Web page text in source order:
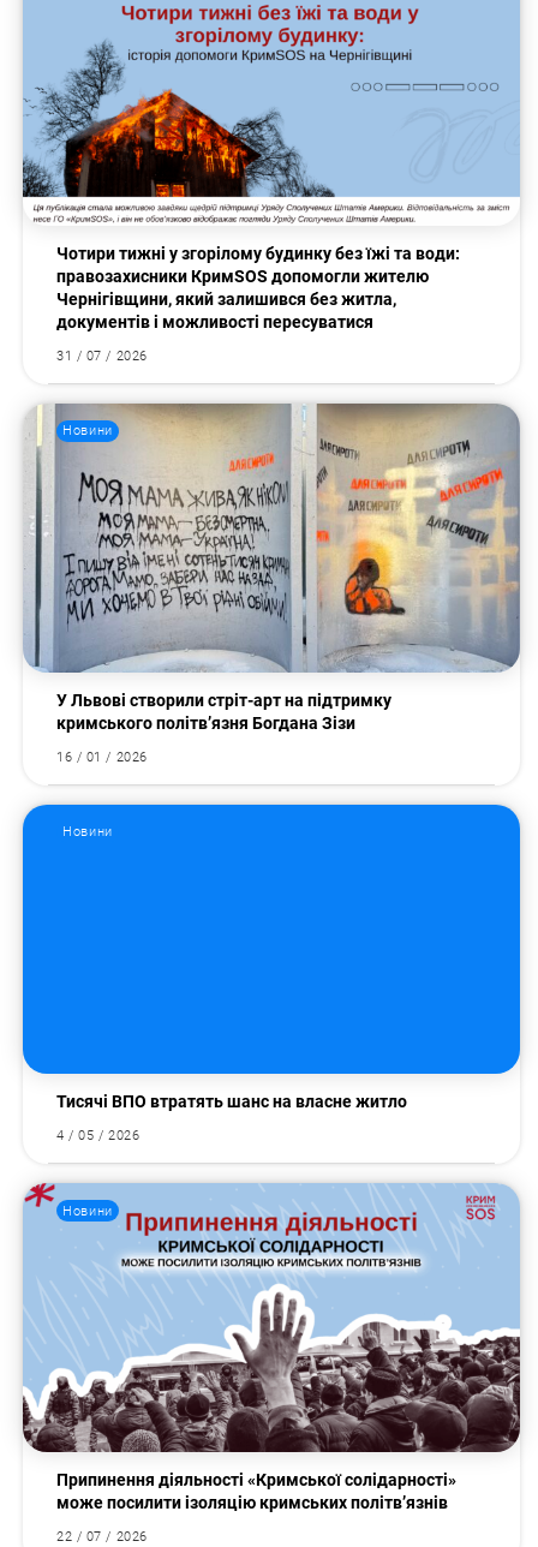
Чотири тижні у згорілому будинку без їжі та води:
правозахисники КримSOS допомогли жителю
Чернігівщини, який залишився без житла,
документів і можливості пересуватися
31 / 07 / 2026
Новини
У Львові створили стріт-арт на підтримку
кримського політв’язня Богдана Зізи
16 / 01 / 2026
Новини
Тисячі ВПО втратять шанс на власне житло
4 / 05 / 2026
Новини
Припинення діяльності «Кримської солідарності»
може посилити ізоляцію кримських політв’язнів
22 / 07 / 2026